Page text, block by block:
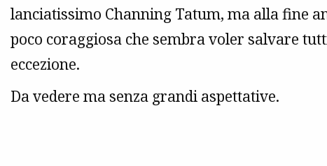
lanciatissimo Channing Tatum, ma alla fine
poco coraggiosa che sembra voler salvare
eccezione.
Da vedere ma senza grandi aspettative.